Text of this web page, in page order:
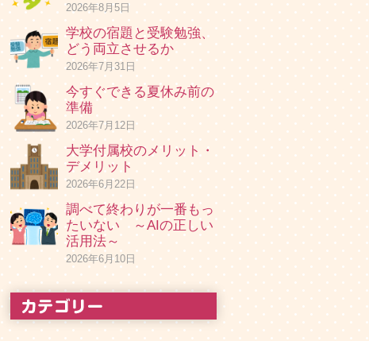
2026年8月5日
学校の宿題と受験勉強、
どう両立させるか
2026年7月31日
今すぐできる夏休み前の
準備
2026年7月12日
大学付属校のメリット・
デメリット
2026年6月22日
調べて終わりが一番もっ
たいない ～AIの正しい
活用法～
2026年6月10日